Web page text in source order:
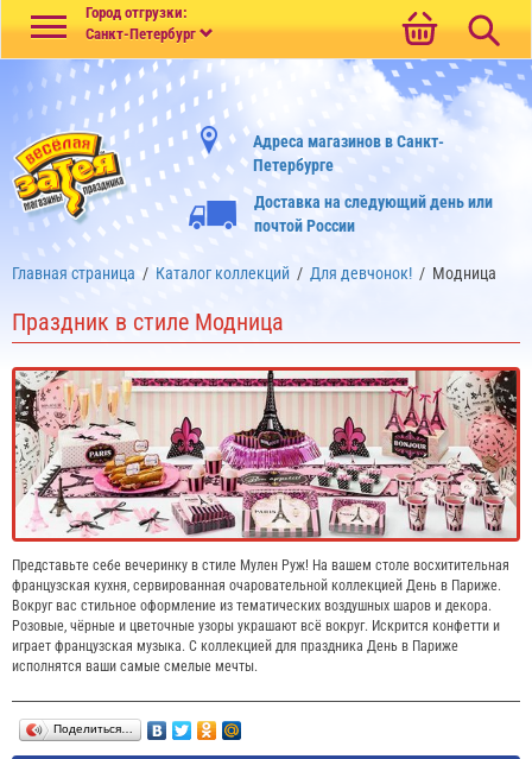
Город отгрузки:
Санкт-Петербург
Адреса магазинов в Санкт-
Петербурге
Доставка на следующий день или
почтой России
Главная страница / Каталог коллекций / Для девчонок! / Модница
Праздник в стиле Модница
Представьте себе вечеринку в стиле Мулен Руж! На вашем столе восхитительная
французская кухня, сервированная очаровательной коллекцией День в Париже.
Вокруг вас стильное оформление из тематических воздушных шаров и декора.
Розовые, чёрные и цветочные узоры украшают всё вокруг. Искрится конфетти и
играет французская музыка. С коллекцией для праздника День в Париже
исполнятся ваши самые смелые мечты.
Поделиться…